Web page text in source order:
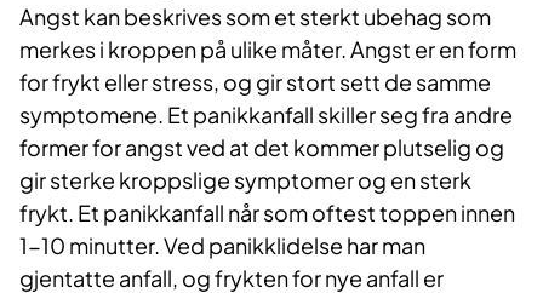
Angst kan beskrives som et sterkt ubehag som
merkes i kroppen på ulike måter. Angst er en form
for frykt eller stress, og gir stort sett de samme
symptomene. Et panikkanfall skiller seg fra andre
former for angst ved at det kommer plutselig og
gir sterke kroppslige symptomer og en sterk
frykt. Et panikkanfall når som oftest toppen innen
1-10 minutter. Ved panikklidelse har man
gjentatte anfall, og frykten for nye anfall er